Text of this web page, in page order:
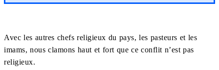
Avec les autres chefs religieux du pays, les pasteurs et les
imams, nous clamons haut et fort que ce conflit n’est pas
religieux.